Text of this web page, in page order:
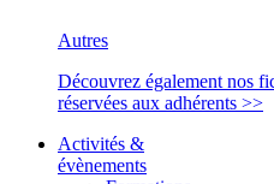
Autres
Découvrez également nos
réservées aux adhérents >>
Activités &
évènements